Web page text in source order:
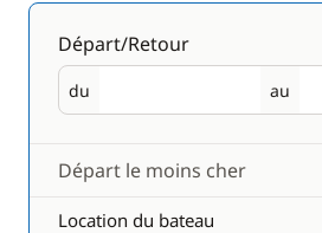
Départ/Retour
du
Départ au
Retour
Départ le moins cher
Location du bateau